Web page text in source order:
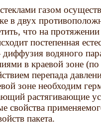
газом
в двух
что на протяжении
постепенная
водяного
в краевой зоне
перепада
зоне необходим
растягивающие
свойства
пакета.